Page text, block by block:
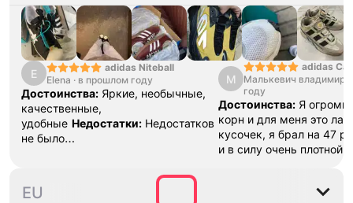
из оригинального шопа
встречалось, так что без
претензий
сервис магазина
качеству крос, кроме
вопросов нет. Сервис
магазу процветания и
покупателей
E
adidas Niteball
Elena · в прошлом году
Достоинства: Яркие, необычные,
качественные,
удобные Недостатки: Недостатков
не было
М
adidas
Малькевич владимир
году
Достоинства: Я
корн и для меня это
кусочек, я брал на 47
и в силу очень плотной
все в коробке .Это38
EU